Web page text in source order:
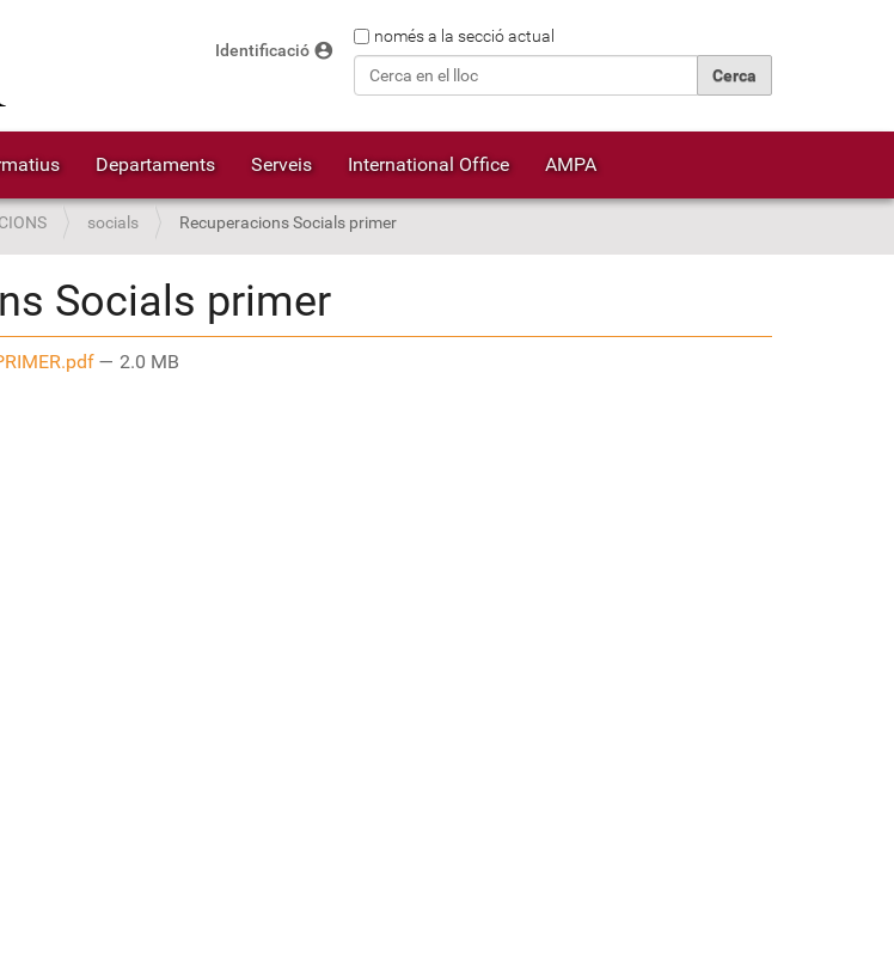
Cercanomés a la secció actual
Identificació account_circle
Departaments Serveis International Office AMPA
socials Recuperacions Socials primer
Socials primer
— 2.0 MB